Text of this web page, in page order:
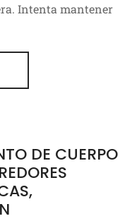
Intenta mantener
DE CUERPO